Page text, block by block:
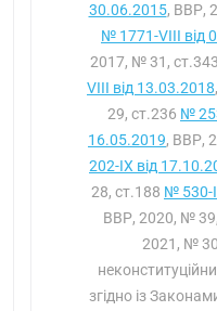
30.06.2015, ВВР,
№ 1771-VIII від
2017, № 31, ст.343
VIII від 13.03.2018
29, ст.236 №
16.05.2019, ВВР,
202-IX від
28, ст.188 № 530-
ВВР, 2020, №
2021, №
згідно із